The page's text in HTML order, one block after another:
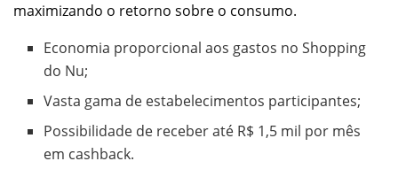
maximizando o retorno sobre o consumo.
Economia proporcional aos gastos no Shopping
do Nu;
Vasta gama de estabelecimentos participantes;
Possibilidade de receber até R$ 1,5 mil por mês
em cashback.